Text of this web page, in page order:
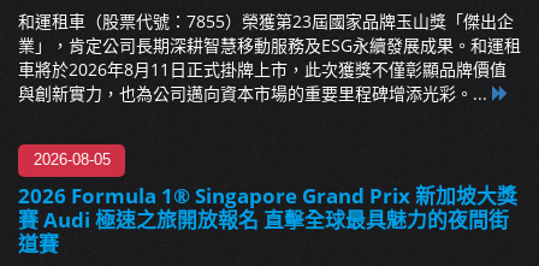
和運租車（股票代號：7855）榮獲第23屆國家品牌玉山獎「傑出企
業」，肯定公司長期深耕智慧移動服務及ESG永續發展成果。和運租
車將於2026年8月11日正式掛牌上市，此次獲獎不僅彰顯品牌價值
與創新實力，也為公司邁向資本市場的重要里程碑增添光彩。...
2026-08-05
2026 Formula 1® Singapore Grand Prix 新加坡大獎
賽 Audi 極速之旅開放報名 直擊全球最具魅力的夜間街
道賽